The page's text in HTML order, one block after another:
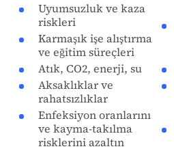
Uyumsuzluk ve kaza
riskleri
Karmaşık işe alıştırma
ve eğitim süreçleri
Atık, CO2, enerji, su
Aksaklıklar ve
rahatsızlıklar
Enfeksiyon oranlarını
ve kayma-takılma
risklerini azaltın